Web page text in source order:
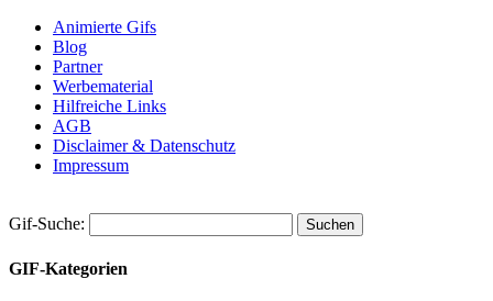
Animierte Gifs
Blog
Partner
Werbematerial
Hilfreiche Links
AGB
Disclaimer & Datenschutz
Impressum
Gif-Suche:
GIF-Kategorien